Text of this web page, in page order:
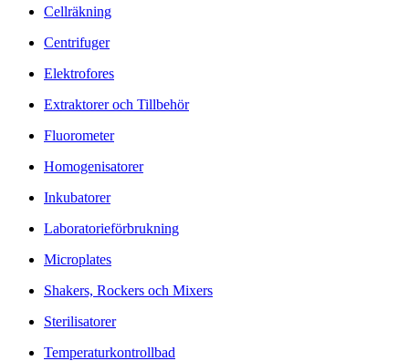
Cellräkning
Centrifuger
Elektrofores
Extraktorer och Tillbehör
Fluorometer
Homogenisatorer
Inkubatorer
Laboratorieförbrukning
Microplates
Shakers, Rockers och Mixers
Sterilisatorer
Temperaturkontrollbad